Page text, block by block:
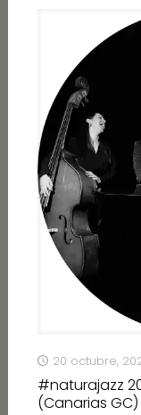
20 octubre,
#naturajazz
(Canarias GC)